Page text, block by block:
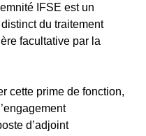
IFSE est un
du traitement
facultative par la
cette prime de fonction,
d’adjoint